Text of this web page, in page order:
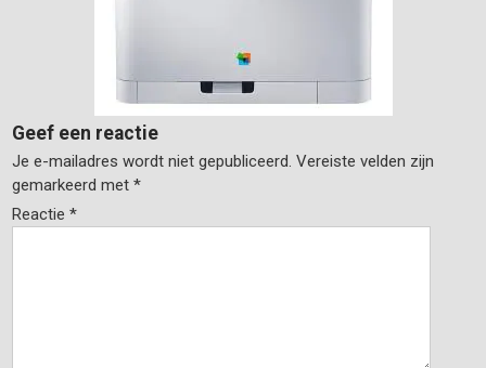
Geef een reactie
Je e-mailadres wordt niet gepubliceerd. Vereiste velden zijn
gemarkeerd met*
Reactie*